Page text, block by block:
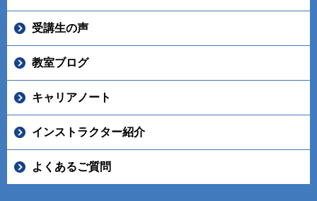
受講生の声
教室ブログ
キャリアノート
インストラクター紹介
よくあるご質問